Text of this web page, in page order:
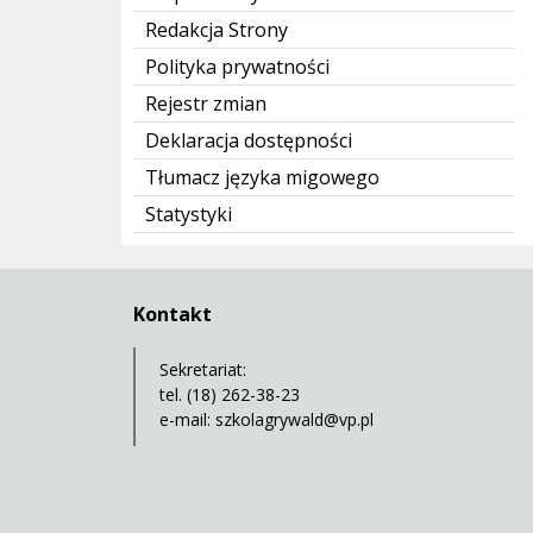
Redakcja Strony
Polityka prywatności
Rejestr zmian
Deklaracja dostępności
Tłumacz języka migowego
Statystyki
Kontakt
Sekretariat:
tel. (18) 262-38-23
e-mail: szkolagrywald@vp.pl